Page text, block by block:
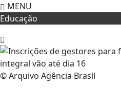
MENU
Educação
© Arquivo Agência Brasil